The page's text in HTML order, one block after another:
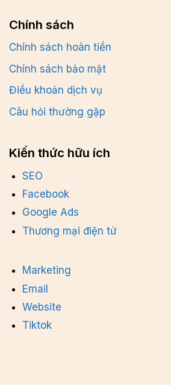
Chính sách
Chính sách hoàn tiền
Chính sách bảo mật
Điều khoản dịch vụ
Câu hỏi thường gặp
Kiến thức hữu ích
SEO
Facebook
Google Ads
Thương mại điện tử
Marketing
Email
Website
Tiktok